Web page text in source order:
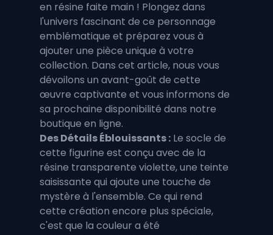
en résine faite main ! Plongez dans
l'univers fascinant de ce personnage
emblématique et préparez vous à
ajouter une pièce unique à votre
collection. Dans cet article, nous vous
dévoilons un avant-goût de cette
œuvre captivante et vous informons de
sa prochaine disponibilité dans notre
boutique en ligne.
Des Détails Éblouissants : Le socle de
cette figurine est conçu avec de la
résine transparente violette, une teinte
saisissante qui ajoute une touche de
mystère à l'ensemble. Ce qui rend
cette création encore plus spéciale,
c'est que la couleur a été